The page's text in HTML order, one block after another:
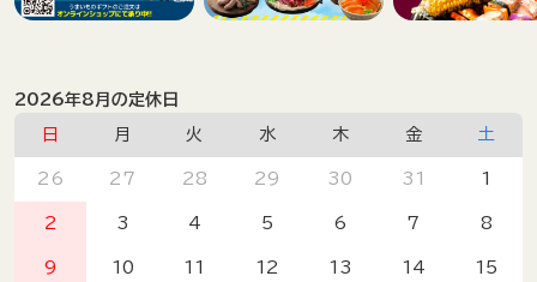
2026年8月の定休日
日 月 火 水 木 金 土
26 27 28 29 30 31 1
2 3 4 5 6 7 8
9 10 11 12 13 14 15